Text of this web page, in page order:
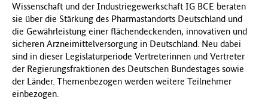
Wissenschaft und der Industriegewerkschaft IG BCE beraten
sie über die Stärkung des Pharmastandorts Deutschland und
die Gewährleistung einer flächendeckenden, innovativen und
sicheren Arzneimittelversorgung in Deutschland. Neu dabei
sind in dieser Legislaturperiode Vertreterinnen und Vertreter
der Regierungsfraktionen des Deutschen Bundestages sowie
der Länder. Themenbezogen werden weitere Teilnehmer
einbezogen.